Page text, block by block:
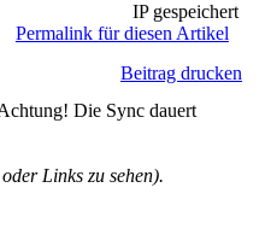
IP gespeichert
Permalink für diesen Artikel
Beitrag drucken
Die Sync dauert
Links zu sehen).